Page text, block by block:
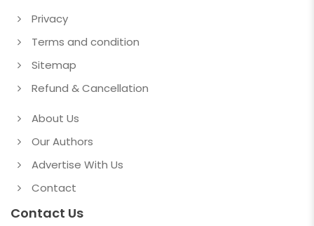
Privacy
Terms and condition
Sitemap
Refund & Cancellation
About Us
Our Authors
Advertise With Us
Contact
Contact Us